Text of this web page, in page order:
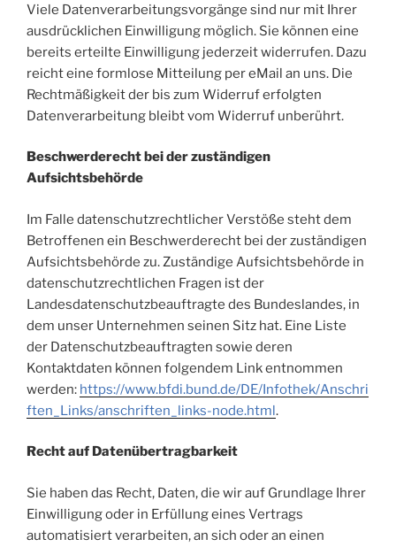
Viele Datenverarbeitungsvorgänge sind nur mit Ihrer
ausdrücklichen Einwilligung möglich. Sie können eine
bereits erteilte Einwilligung jederzeit widerrufen. Dazu
reicht eine formlose Mitteilung per eMail an uns. Die
Rechtmäßigkeit der bis zum Widerruf erfolgten
Datenverarbeitung bleibt vom Widerruf unberührt.
Beschwerderecht bei der zuständigen
Aufsichtsbehörde
Im Falle datenschutzrechtlicher Verstöße steht dem
Betroffenen ein Beschwerderecht bei der zuständigen
Aufsichtsbehörde zu. Zuständige Aufsichtsbehörde in
datenschutzrechtlichen Fragen ist der
Landesdatenschutzbeauftragte des Bundeslandes, in
dem unser Unternehmen seinen Sitz hat. Eine Liste
der Datenschutzbeauftragten sowie deren
Kontaktdaten können folgendem Link entnommen
werden: https://www.bfdi.bund.de/DE/Infothek/Anschri
ften_Links/anschriften_links-node.html.
Recht auf Datenübertragbarkeit
Sie haben das Recht, Daten, die wir auf Grundlage Ihrer
Einwilligung oder in Erfüllung eines Vertrags
automatisiert verarbeiten, an sich oder an einen